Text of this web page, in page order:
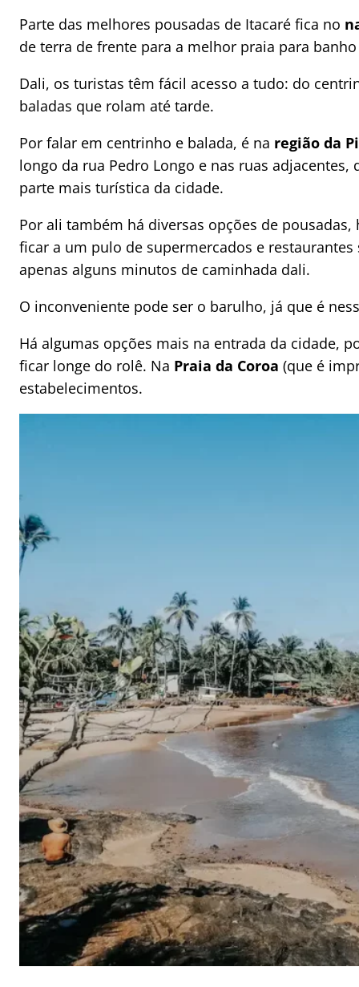
Parte das melhores pousadas de Itacaré fica no
de terra de frente para a melhor praia para
Dali, os turistas têm fácil acesso a tudo: do
baladas que rolam até tarde.
Por falar em centrinho e balada, é na região da
longo da rua Pedro Longo e nas ruas
parte mais turística da cidade.
Por ali também há diversas opções de
ficar a um pulo de supermercados e
apenas alguns minutos de caminhada dali.
O inconveniente pode ser o barulho, já que é
Há algumas opções mais na entrada da cidade,
ficar longe do rolê. Na Praia da Coroa (que é
estabelecimentos.